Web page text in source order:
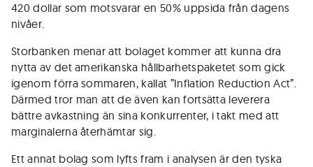
420 dollar som motsvarar en 50% uppsida från dagens
nivåer.
Storbanken menar att bolaget kommer att kunna dra
nytta av det amerikanska hållbarhetspaketet som gick
igenom förra sommaren, kallat ”Inflation Reduction Act”.
Därmed tror man att de även kan fortsätta leverera
bättre avkastning än sina konkurrenter, i takt med att
marginalerna återhämtar sig.
Ett annat bolag som lyfts fram i analysen är den tyska